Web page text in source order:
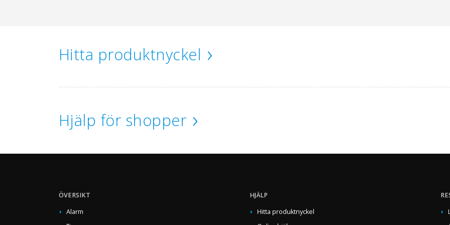
Hitta produktnyckel
Hjälp för shopper
ÖVERSIKT
Alarm
HJÄLP
Hitta produktnyckel